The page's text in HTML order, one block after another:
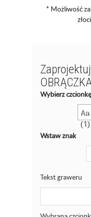
* Możliwość
Wybierz czcionkę
Aa
(1)
Wstaw znak
Tekst graweru